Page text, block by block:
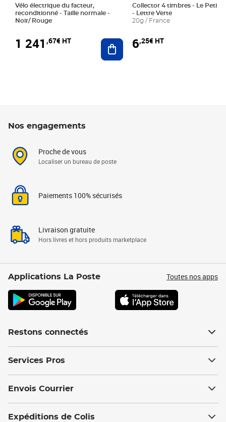
Vélo électrique du facteur,
reconditionné - Taille normale -
Noir/ Rouge
1 241 ,67€ HT Ajouter au panier
Collector 4 timbres - Le Petit
- Lettre Verte
20g / France
6,25€ HT
Nos engagements
Proche de vous
Localiser un bureau de poste
Paiements 100% sécurisés
Livraison gratuite
Hors livres et hors produits marketplace
Applications La Poste Toutes nos apps
Restons connectés
Services Pros
Envois Courrier
Expéditions de Colis